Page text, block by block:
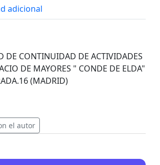
adicional
DE CONTINUIDAD DE ACTIVIDADES
DE MAYORES " CONDE DE ELDA"
(MADRID)
el autor